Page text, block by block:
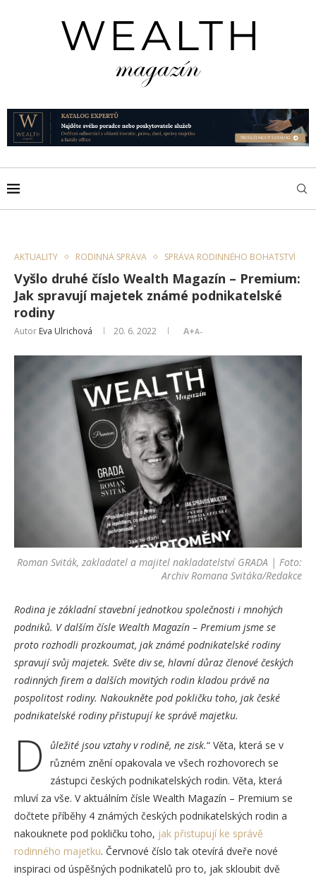
AKTUALITY RODINNÁ SPRÁVA SPRÁVA RODINNÉHO BOHATSTVÍ
Vyšlo druhé číslo Wealth Magazín – Premium:
Jak spravují majetek známé podnikatelské
rodiny
Autor Eva Ulrichová 20. 6. 2022 A+A-
Roman Sviták, zakladatel a majitel nakladatelství GRADA | Foto:
Archiv Romana Svitáka/Redakce
Rodina je základní stavební jednotkou společnosti i mnohých
podniků. V dalším čísle Wealth Magazín – Premium jsme se
proto rozhodli prozkoumat, jak známé podnikatelské rodiny
spravují svůj majetek. Světe div se, hlavní důraz členové českých
rodinných firem a dalších movitých rodin kladou právě na
pospolitost rodiny. Nakoukněte pod pokličku toho, jak české
podnikatelské rodiny přistupují ke správě majetku.
D ůležité jsou vztahy v rodině, ne zisk.“ Věta, která se v
různém znění opakovala ve všech rozhovorech se
zástupci českých podnikatelských rodin. Věta, která
mluví za vše. V aktuálním čísle Wealth Magazín – Premium se
dočtete příběhy 4 známých českých podnikatelských rodin a
nakouknete pod pokličku toho, jak přistupují ke správě
rodinného majetku. Červnové číslo tak otevírá dveře nové
inspiraci od úspěšných podnikatelů pro to, jak skloubit dvě